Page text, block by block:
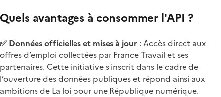
Quels avantages à consommer l'API ?
✅ Données officielles et mises à jour : Accès direct aux
offres d’emploi collectées par France Travail et ses
partenaires. Cette initiative s’inscrit dans le cadre de
l’ouverture des données publiques et répond ainsi aux
ambitions de La loi pour une République numérique.